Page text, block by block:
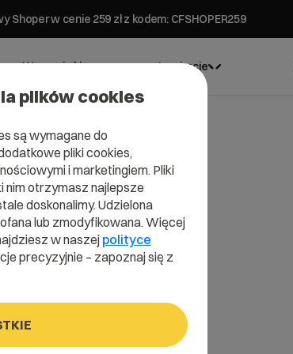
w cenie 259 zł z kodem: CFSHOPER259
Wsparcie biznesowe Inspiracje
plików cookies
są wymagane do
pliki cookies,
i marketingiem. Pliki
nim otrzymasz najlepsze
doskonalimy. Udzielona
lub zmodyfikowana. Więcej
w naszej polityce
precyzyjnie – zapoznaj się z